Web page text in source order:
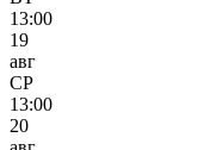
13:00
19
авг
СР
13:00
20